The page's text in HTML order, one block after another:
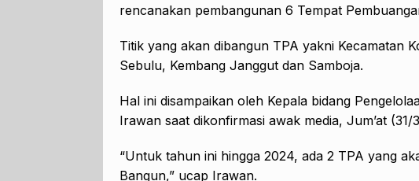
rencanakan pembangunan 6 Tempat
Titik yang akan dibangun TPA yakni Kecamatan
Sebulu, Kembang Janggut dan Samboja.
Hal ini disampaikan oleh Kepala bidang
Irawan saat dikonfirmasi awak media, Jum’at (31/
“Untuk tahun ini hingga 2024, ada 2 TPA yang
Bangun,” ucap Irawan.